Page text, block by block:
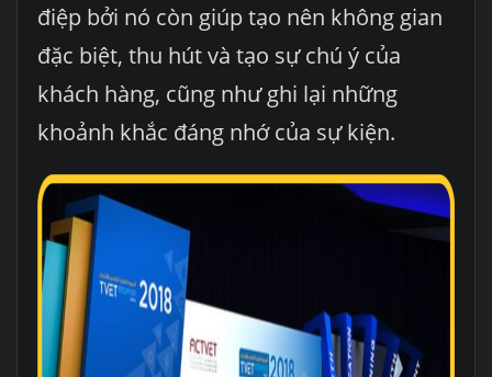
điệp bởi nó còn giúp tạo nên không gian
đặc biệt, thu hút và tạo sự chú ý của
khách hàng, cũng như ghi lại những
khoảnh khắc đáng nhớ của sự kiện.